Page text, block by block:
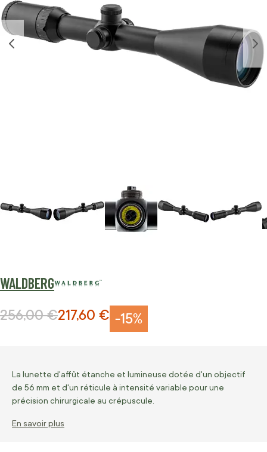
WALDBERG
-15%
Prix Spécial
217,60 €
Prix normal
256,00 €
La lunette d'affût étanche et lumineuse dotée d'un objectif
de 56 mm et d'un réticule à intensité variable pour une
précision chirurgicale au crépuscule.
En savoir plus